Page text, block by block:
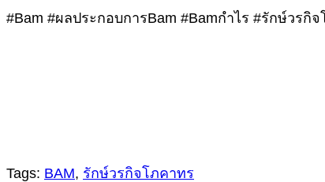
#Bam #ผลประกอบการBam #Bamกำไร #รักษ์วรกิ
Tags: BAM, รักษ์วรกิจโภคาทร